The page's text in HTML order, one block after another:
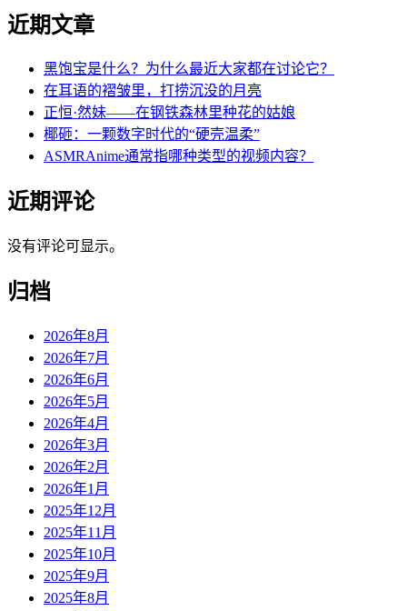
近期文章
黑饱宝是什么？为什么最近大家都在讨论它？
在耳语的褶皱里，打捞沉没的月亮
正恒·然妹——在钢铁森林里种花的姑娘
椰砸：一颗数字时代的“硬壳温柔”
ASMRAnime通常指哪种类型的视频内容？
近期评论
没有评论可显示。
归档
2026年8月
2026年7月
2026年6月
2026年5月
2026年4月
2026年3月
2026年2月
2026年1月
2025年12月
2025年11月
2025年10月
2025年9月
2025年8月